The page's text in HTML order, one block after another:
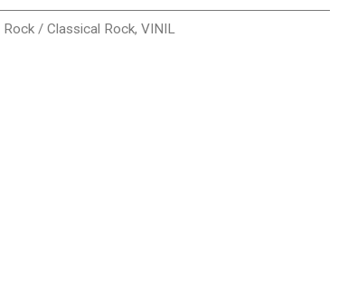
Rock / Classical Rock,VINIL